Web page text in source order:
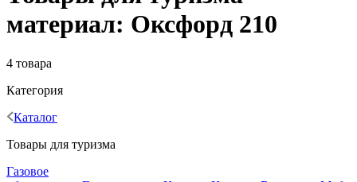
материал: Оксфорд 210
4 товара
Категория
Каталог
Товары для туризма
Газовое